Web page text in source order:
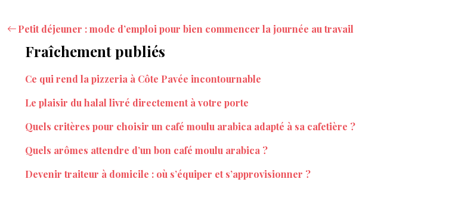
Petit déjeuner : mode d’emploi pour bien commencer la journée au travail
Fraîchement publiés
Ce qui rend la pizzeria à Côte Pavée incontournable
Le plaisir du halal livré directement à votre porte
Quels critères pour choisir un café moulu arabica adapté à sa cafetière ?
Quels arômes attendre d’un bon café moulu arabica ?
Devenir traiteur à domicile : où s’équiper et s’approvisionner ?